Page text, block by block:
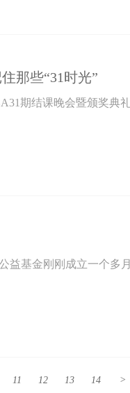
那些“31时光”
期结课晚会暨颁奖典
益基金刚刚成立一个多
11 12 13 14 >